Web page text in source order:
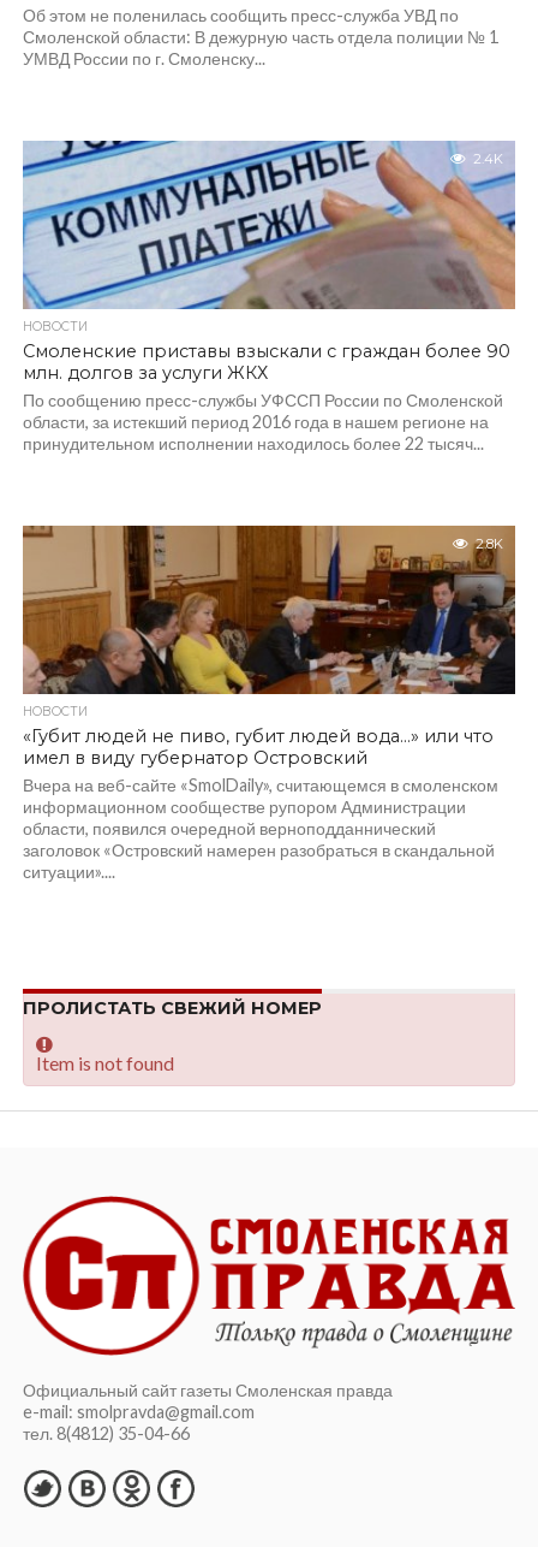
Об этом не поленилась сообщить пресс-служба УВД по
Смоленской области: В дежурную часть отдела полиции № 1
УМВД России по г. Смоленску...
2.4K
НОВОСТИ
Смоленские приставы взыскали с граждан более 90
млн. долгов за услуги ЖКХ
По сообщению пресс-службы УФССП России по Смоленской
области, за истекший период 2016 года в нашем регионе на
принудительном исполнении находилось более 22 тысяч...
2.8K
НОВОСТИ
«Губит людей не пиво, губит людей вода…» или что
имел в виду губернатор Островский
Вчера на веб-сайте «SmolDaily», считающемся в смоленском
информационном сообществе рупором Администрации
области, появился очередной верноподданнический
заголовок «Островский намерен разобраться в скандальной
ситуации»....
ПРОЛИСТАТЬ СВЕЖИЙ НОМЕР
Item is not found
Официальный сайт газеты Смоленская правда
e-mail: smolpravda@gmail.com
тел. 8(4812) 35-04-66